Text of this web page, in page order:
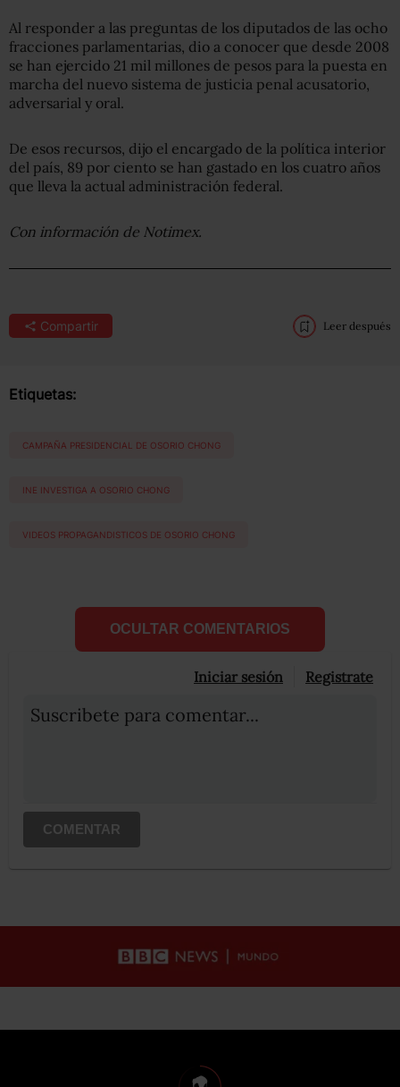
Al responder a las preguntas de los diputados de las ocho
fracciones parlamentarias, dio a conocer que desde 2008
se han ejercido 21 mil millones de pesos para la puesta en
marcha del nuevo sistema de justicia penal acusatorio,
adversarial y oral.
De esos recursos, dijo el encargado de la política interior
del país, 89 por ciento se han gastado en los cuatro años
que lleva la actual administración federal.
Con información de Notimex.
Compartir Leer después
Etiquetas:
CAMPAÑA PRESIDENCIAL DE OSORIO CHONG
INE INVESTIGA A OSORIO CHONG
VIDEOS PROPAGANDISTICOS DE OSORIO CHONG
OCULTAR COMENTARIOS
Iniciar sesión Registrate
Suscribete para comentar...
COMENTAR